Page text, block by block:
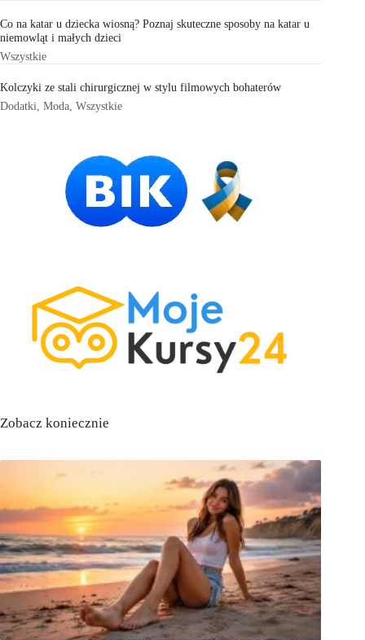
Co na katar u dziecka wiosną? Poznaj skuteczne sposoby na katar u
niemowląt i małych dzieci
Wszystkie
Kolczyki ze stali chirurgicznej w stylu filmowych bohaterów
Dodatki Moda Wszystkie
Zobacz koniecznie